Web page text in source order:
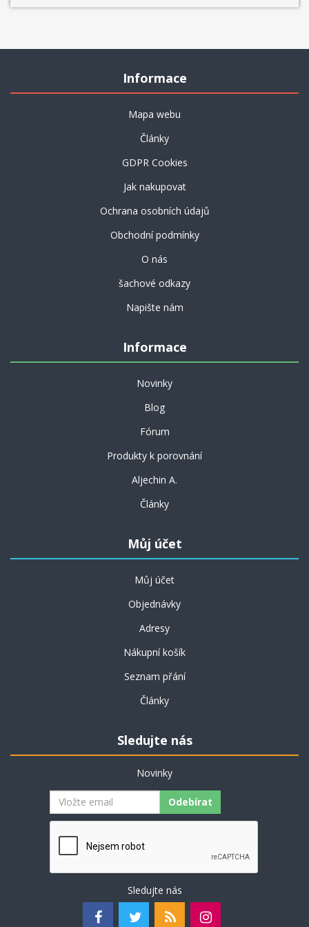
Informace
Mapa webu
Články
GDPR Cookies
Jak nakupovat
Ochrana osobních údajů
Obchodní podmínky
O nás
šachové odkazy
Napište nám
Informace
Novinky
Blog
Fórum
Produkty k porovnání
Aljechin A.
Články
Můj účet
Můj účet
Objednávky
Adresy
Nákupní košík
Seznam přání
Články
Sledujte nás
Novinky
Odebírat
Sledujte nás